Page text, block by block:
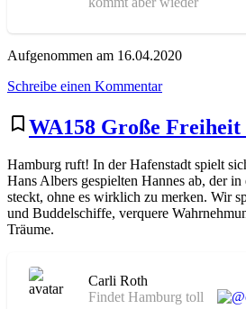
Aufgenommen am 16.04.2020
Schreibe einen Kommentarzu
Der
Kongreß
bookmark_border WA158 Große Freiheit
Hamburg ruft! In der Hafenstadt spielt
Hans Albers gespielten Hannes ab, der
steckt, ohne es wirklich zu merken. Wir
und Buddelschiffe, verquere
Träume.
Carli Roth
Findet Hamburg toll